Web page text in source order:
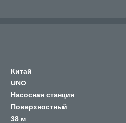
Китай
UNO
Насосная станция
Поверхностный
38 м